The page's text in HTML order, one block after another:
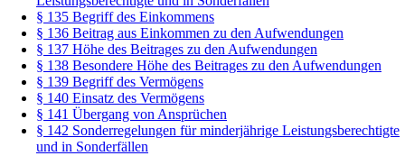
§ 135 Begriff des Einkommens
§ 136 Beitrag aus Einkommen zu den Aufwendungen
§ 137 Höhe des Beitrages zu den Aufwendungen
§ 138 Besondere Höhe des Beitrages zu den Aufwendungen
§ 139 Begriff des Vermögens
§ 140 Einsatz des Vermögens
§ 141 Übergang von Ansprüchen
§ 142 Sonderregelungen für minderjährige Leistungsberechtigte
und in Sonderfällen